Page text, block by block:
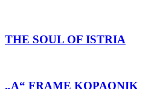
THE SOUL OF ISTRIA
„A“ FRAME KOPAONIK